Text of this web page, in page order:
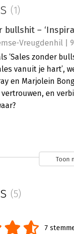
(1)
bullshit –
Vreugdenhil |
‘Sales zonder
vanuit je hart’,
en Marjolein
en
Toon
(5)
7